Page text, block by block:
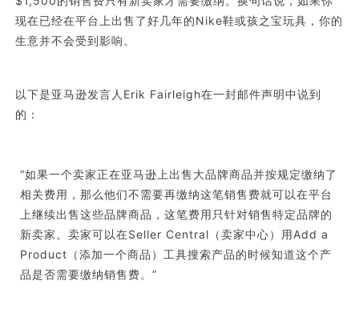
现在已经在平台上出售了好几年的Nike鞋或孩之宝玩具，你的
生意并不会受到影响。
以下是亚马逊发言人Erik Fairleigh在一封邮件声明中说到
的：
“如果一个卖家正在亚马逊上出售大品牌商品并按规定缴纳了
相关费用，那么他们不需要再缴纳这笔销售费就可以在平台
上继续出售这些品牌商品，这笔费用只针对销售特定品牌的
新卖家。卖家可以在Seller Central（卖家中心）用Add a
Product（添加一个商品）工具搜索产品的时候知道这个产
品是否需要缴纳销售费。”